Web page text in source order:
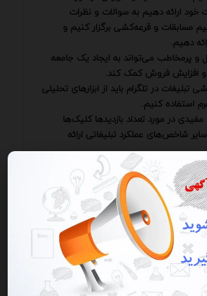
ارائه دهیم به سوالات و نظرات
مسابقات و قرعه‌کشی برگزار کنیم و
دهیم.
و پرمخاطب می‌تواند به ایجاد یک جامعه
و افزایش فروش کمک کند.
در تلگرام باید از ابزارهای تحلیلی
استفاده کنیم.
مفیدی در مورد تعداد بازدیدها کلیک‌ها
شاخص‌های عملکرد تبلیغاتی ارائه
می‌توانیم نقاط قوت و ضعف کمپین‌های
کرده و آن‌ها را بهینه کنیم.
نظرسنجی‌ها و بازخوردهای مشتریان نیز
تا درک بهتری از نیازها و انتظارات آن‌ها
و خدمات خود را بر اساس آن‌ها بهبود
در تبلیغات خدمات و متعلقات موبایل
نکات زیر توجه داشته باشیم شناخت دقیق